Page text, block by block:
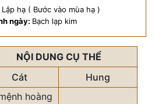
Lập hạ ( Bước vào mùa hạ )
ngày: Bạch lạp kim
NỘI DUNG CỤ THỂ
Cát
Hung
hoàng